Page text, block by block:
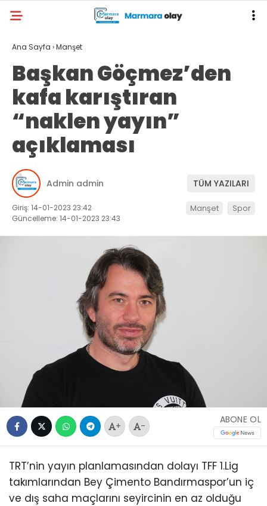
Ana Sayfa ›Manşet
Başkan Göçmez’den
kafa karıştıran
“naklen yayın”
açıklaması
Admin admin TÜM YAZILARI
Giriş: 14-01-2023 23:42
Güncelleme: 14-01-2023 23:43
Manşet Spor
+ -
ABONE OL
TRT’nin yayın planlamasından dolayı TFF 1.Lig
takımlarından Bey Çimento Bandırmaspor’un iç
ve dış saha maçlarını seyircinin en az olduğu